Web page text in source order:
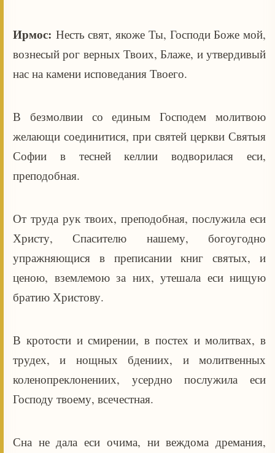
Ирмос: Несть свят, якоже Ты, Господи Боже мой,
вознесый рог верных Твоих, Блаже, и утвердивый
нас на камени исповедания Твоего.
В безмолвии со единым Господем молитвою
желающи соединитися, при святей церкви Святыя
Софии в тесней келлии водворилася еси,
преподобная.
От труда рук твоих, преподобная, послужила еси
Христу, Спасителю нашему, богоугодно
упражняющися в преписании книг святых, и
ценою, вземлемою за них, утешала еси нищую
братию Христову.
В кротости и смирении, в постех и молитвах, в
трудех, и нощных бдениих, и молитвенных
коленопреклонениих, усердно послужила еси
Господу твоему, всечестная.
Сна не дала еси очима, ни веждома дремания,